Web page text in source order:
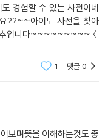
경험할 수 있는 사전이네
??~~아이도 사전을 찾아
추입니다~~~~~~~~~＜
1 댓글0
보며뜻을 이해하는것도 좋